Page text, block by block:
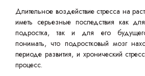
Длительное воздействие стресса на
иметь серьезные последствия как
подростка, так и для его
понимать, что подростковый мозг
периоде развития, и хронический
процесс.